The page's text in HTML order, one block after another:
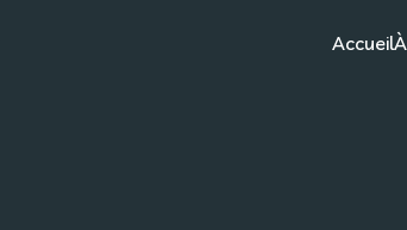
Accueil